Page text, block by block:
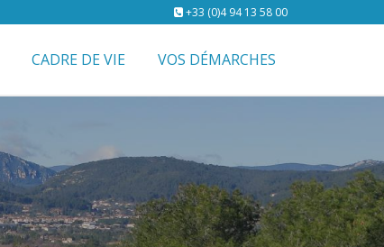
+33 (0)4 94 13 58 00
CADRE DE VIE VOS DÉMARCHES